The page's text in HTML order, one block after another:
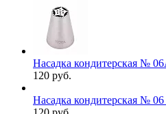
Насадка кондитерская №
120 руб.
Насадка кондитерская №